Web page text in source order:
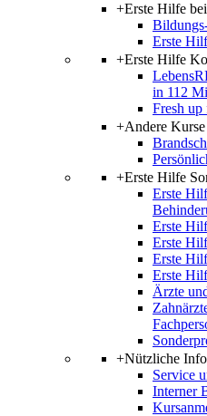
+Erste Hilfe
Erste
+Erste Hilfe
in 112
Fresh up
+Andere Kurse
+Erste Hilfe
Erste
Erste
Erste
Erste
Erste
Ärzte
+Nützliche
Service
Interner